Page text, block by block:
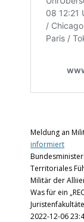
Meldung an
informiert
Territoriales
Militär der
Was für ein
2022-12-06